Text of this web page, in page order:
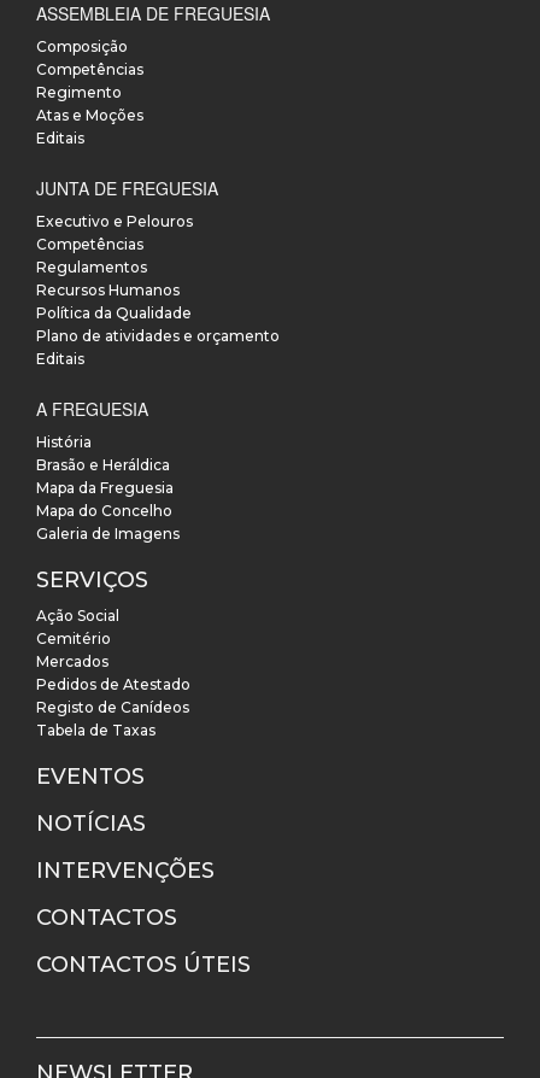
ASSEMBLEIA DE FREGUESIA
Composição
Competências
Regimento
Atas e Moções
Editais
JUNTA DE FREGUESIA
Executivo e Pelouros
Competências
Regulamentos
Recursos Humanos
Política da Qualidade
Plano de atividades e orçamento
Editais
A FREGUESIA
História
Brasão e Heráldica
Mapa da Freguesia
Mapa do Concelho
Galeria de Imagens
SERVIÇOS
Ação Social
Cemitério
Mercados
Pedidos de Atestado
Registo de Canídeos
Tabela de Taxas
EVENTOS
NOTÍCIAS
INTERVENÇÕES
CONTACTOS
CONTACTOS ÚTEIS